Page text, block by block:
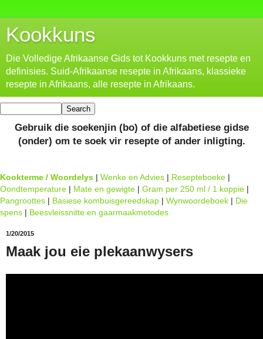
Kookkuns
Die Volledige Afrikaanse Gids tot Kookkuns met resepte en
definisies. Suid-Afrikaanse resepte in Afrikaans, klassieke
resepte in Afrikaans, alle resepte in Afrikaans.
Gebruik die soekenjin (bo) of die alfabetiese gidse
(onder) om te soek vir resepte of ander inligting.
Kookterme / Woordelys | Wenke en Advies | Resepteboeke |
Oondtemperature | Mate en gewigte | Gram per 250 ml / 1 koppie |
Pangroottes | Basiese kombuisgereedskap | Wynwoordeboek | Die
spens | Beesvleissnitte en gaarmaakmetodes
1/20/2015
Maak jou eie plekaanwysers